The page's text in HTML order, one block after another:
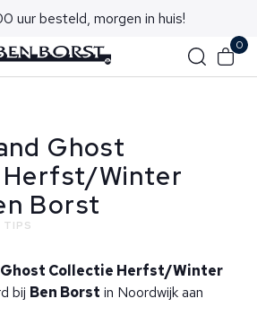
uur besteld, morgen in huis!
0
Ghost
Herfst/Winter
Borst
TIPS
Ghost Collectie Herfst/Winter
bij Ben Borst in Noordwijk aan